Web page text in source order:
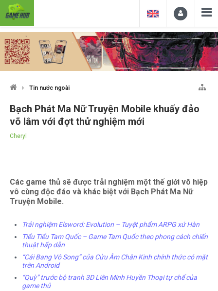
Tin nước ngoài
Bạch Phát Ma Nữ Truyện Mobile khuấy đảo
võ lâm với đợt thử nghiệm mới
Cheryl
Các game thủ sẽ được trải nghiệm một thế giới võ hiệp
vô cùng độc đáo và khác biệt với Bạch Phát Ma Nữ
Truyện Mobile.
Trải nghiệm Elsword: Evolution – Tuyệt phẩm ARPG xứ Hàn
Tiểu Tiểu Tam Quốc – Game Tam Quốc theo phong cách chiến
thuật hấp dẫn
“Cái Bang Vô Song” của Cửu Âm Chân Kinh chính thức có mặt
trên Android
“Quỳ” trước bộ tranh 3D Liên Minh Huyền Thoại tự chế của
game thủ